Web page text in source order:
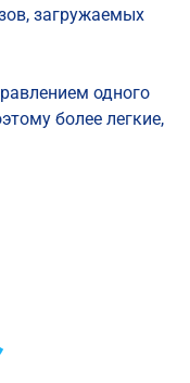
загружаемых
одного
более легкие,